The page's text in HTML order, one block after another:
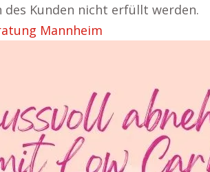
des Kunden nicht erfüllt werden.
Mannheim